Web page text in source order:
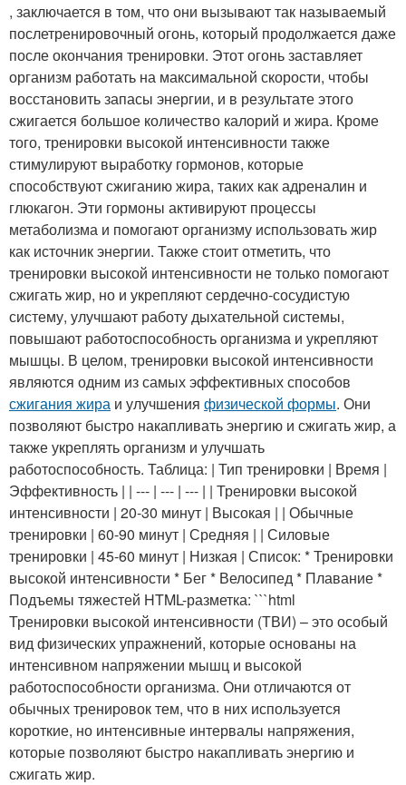
, заключается в том, что они вызывают так называемый
послетренировочный огонь, который продолжается даже
после окончания тренировки. Этот огонь заставляет
организм работать на максимальной скорости, чтобы
восстановить запасы энергии, и в результате этого
сжигается большое количество калорий и жира. Кроме
того, тренировки высокой интенсивности также
стимулируют выработку гормонов, которые
способствуют сжиганию жира, таких как адреналин и
глюкагон. Эти гормоны активируют процессы
метаболизма и помогают организму использовать жир
как источник энергии. Также стоит отметить, что
тренировки высокой интенсивности не только помогают
сжигать жир, но и укрепляют сердечно-сосудистую
систему, улучшают работу дыхательной системы,
повышают работоспособность организма и укрепляют
мышцы. В целом, тренировки высокой интенсивности
являются одним из самых эффективных способов
сжигания жира и улучшения физической формы. Они
позволяют быстро накапливать энергию и сжигать жир, а
также укреплять организм и улучшать
работоспособность. Таблица: | Тип тренировки | Время |
Эффективность | | --- | --- | --- | | Тренировки высокой
интенсивности | 20-30 минут | Высокая | | Обычные
тренировки | 60-90 минут | Средняя | | Силовые
тренировки | 45-60 минут | Низкая | Список: * Тренировки
высокой интенсивности * Бег * Велосипед * Плавание *
Подъемы тяжестей HTML-разметка: ```html
Тренировки высокой интенсивности (ТВИ) – это особый
вид физических упражнений, которые основаны на
интенсивном напряжении мышц и высокой
работоспособности организма. Они отличаются от
обычных тренировок тем, что в них используется
короткие, но интенсивные интервалы напряжения,
которые позволяют быстро накапливать энергию и
сжигать жир.